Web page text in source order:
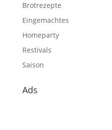
Brotrezepte
Eingemachtes
Homeparty
Restivals
Saison
Ads